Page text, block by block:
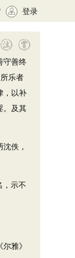
登录
守善终
乐者
，以补
。及其
佚，
，示不
雅》